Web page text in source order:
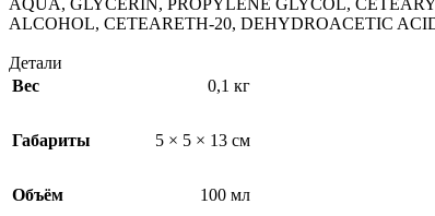
ALCOHOL, CETEARETH-20, DEHYDROACETIC
Детали
Вес
0,1 кг
Габариты 5 × 5 × 13 см
Объём 100 мл